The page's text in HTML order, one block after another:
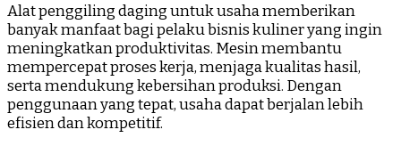
Alat penggiling daging untuk usaha memberikan
banyak manfaat bagi pelaku bisnis kuliner yang ingin
meningkatkan produktivitas. Mesin membantu
mempercepat proses kerja, menjaga kualitas hasil,
serta mendukung kebersihan produksi. Dengan
penggunaan yang tepat, usaha dapat berjalan lebih
efisien dan kompetitif.